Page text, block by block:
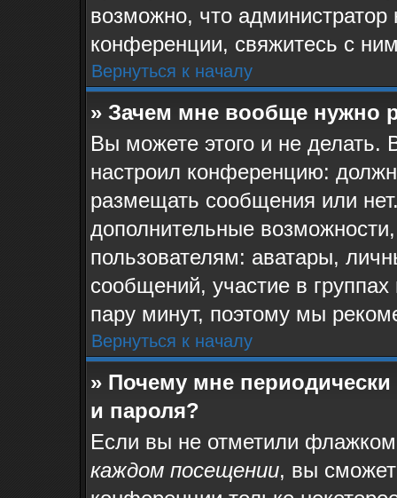
возможно, что
конференции, свяжитесь с
Вернуться к началу
» Зачем мне вообще нужно
Вы можете этого и не делать.
настроил конференцию:
размещать сообщения или
дополнительные
пользователям: аватары,
сообщений, участие в группах
пару минут, поэтому мы
Вернуться к началу
» Почему мне
и пароля?
Если вы не отметили
каждом посещении, вы